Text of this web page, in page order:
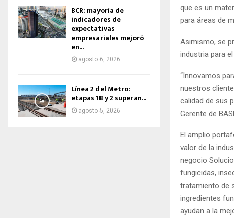
que es un
para áreas de
Asimismo, se
industria para
“Innovamos
nuestros
calidad de sus
Gerente de
El amplio
valor de la
negocio
fungicidas,
tratamiento de
ingredientes
ayudan a la
BCR: mayoría de
indicadores de
expectativas
empresariales mejoró
en...
agosto 6, 2026
Línea 2 del Metro:
etapas 1B y 2 superan...
agosto 5, 2026